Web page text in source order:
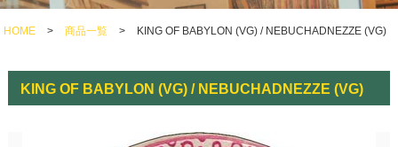
HOME > 商品一覧 > KING OF BABYLON (VG) / NEBUCHADNEZZE (VG)
KING OF BABYLON (VG) / NEBUCHADNEZZE (VG)